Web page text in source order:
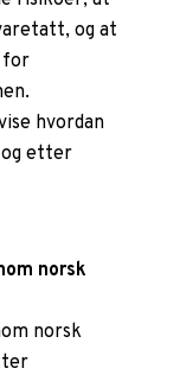
og at
for
hvordan
etter
norsk
norsk